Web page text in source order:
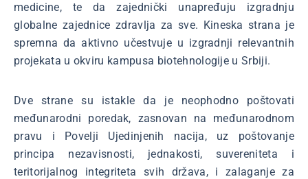
medicine, te da zajednički unapređuju izgradnju
globalne zajednice zdravlja za sve. Kineska strana je
spremna da aktivno učestvuje u izgradnji relevantnih
projekata u okviru kampusa biotehnologije u Srbiji.
Dve strane su istakle da je neophodno poštovati
međunarodni poredak, zasnovan na međunarodnom
pravu i Povelji Ujedinjenih nacija, uz poštovanje
principa nezavisnosti, jednakosti, suvereniteta i
teritorijalnog integriteta svih država, i zalaganje za